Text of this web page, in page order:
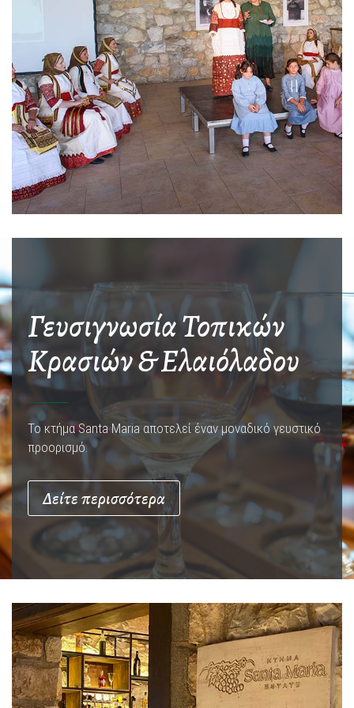
ZOOM
Γευσιγνωσία Τοπικών
Κρασιών & Ελαιόλαδου
Το κτήμα Santa Maria αποτελεί έναν μοναδικό γευστικό
προορισμό.
Δείτε περισσότερα